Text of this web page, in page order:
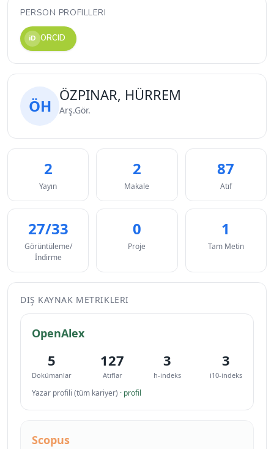
PERSON PROFILLERI
iD ORCID
ÖH
ÖZPINAR, HÜRREM
Arş.Gör.
2
Yayın
2
Makale
87
Atıf
27/33
Görüntüleme/
İndirme
0
Proje
1
Tam Metin
DIŞ KAYNAK METRIKLERI
OpenAlex
5
Dokümanlar
127
Atıflar
3
h-indeks
3
i10-indeks
Yazar profili (tüm kariyer) · profil
Scopus